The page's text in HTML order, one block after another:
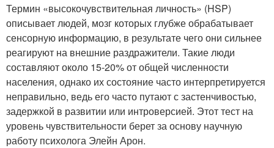
Термин «высокочувствительная личность» (HSP)
описывает людей, мозг которых глубже обрабатывает
сенсорную информацию, в результате чего они сильнее
реагируют на внешние раздражители. Такие люди
составляют около 15-20% от общей численности
населения, однако их состояние часто интерпретируется
неправильно, ведь его часто путают с застенчивостью,
задержкой в развитии или интроверсией. Этот тест на
уровень чувствительности берет за основу научную
работу психолога Элейн Арон.